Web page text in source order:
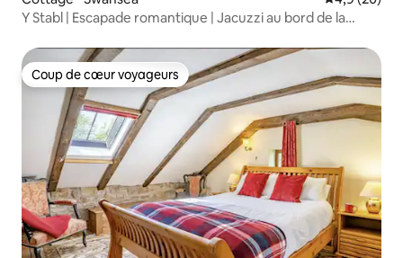
Y Stabl | Escapade romantique | Jacuzzi au bord de la
Coup de cœur voyageurs
Coup de cœur voyageurs